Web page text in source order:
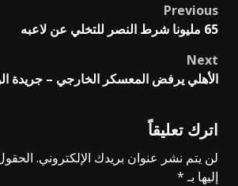
Post
navigation
Previous
65 مليونا شرط النصر للتخلي عن لاعبه
Next
الأهلي يرفض المعسكر الخارجي – جريدة
اترك تعليقاً
لن يتم نشر عنوان بريدك الإلكتروني.
إليها بـ*